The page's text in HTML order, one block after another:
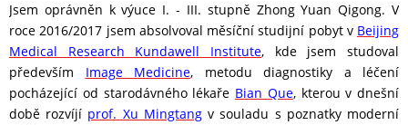
Jsem oprávněn k výuce I. - III. stupně Zhong Yuan Qigong. V
roce 2016/2017 jsem absolvoval měsíční studijní pobyt v Beijing
Medical Research Kundawell Institute, kde jsem studoval
především Image Medicine, metodu diagnostiky a léčení
pocházející od starodávného lékaře Bian Que, kterou v dnešní
době rozvíjí prof. Xu Mingtangv souladu s poznatky moderní